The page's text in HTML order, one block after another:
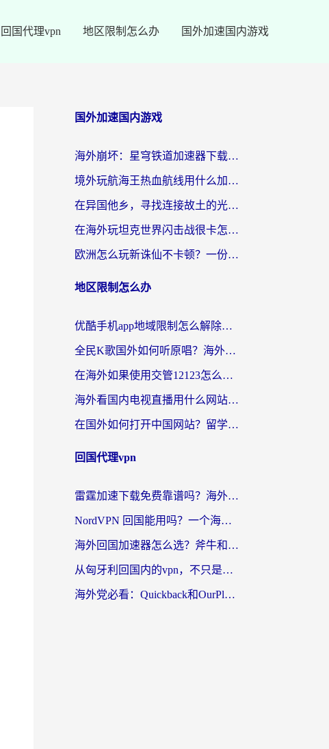
回国代理vpn 地区限制怎么办 国外加速国内游戏
国外加速国内游戏
海外崩坏：星穹铁道加速器下载安装：一份给游子的终极网络指南
境外玩航海王热血航线用什么加速器？2026海外玩家实测最优方案（附欧洲问道堡垒前线加速技巧）
在异国他乡，寻找连接故土的光明大陆免费加速器
在海外玩坦克世界闪击战很卡怎么办？老玩家亲测有效的加速器选择指南
欧洲怎么玩新诛仙不卡顿？一份给海外游子的国服游戏畅玩指南
地区限制怎么办
优酷手机app地域限制怎么解除？海外党亲测有效的追剧方案
全民K歌国外如何听原唱？海外党亲测有效的回国加速器选择指南
在海外如果使用交管12123怎么处理？留学生亲测有效的回国加速方案
海外看国内电视直播用什么网站比较好？一篇解决你所有追剧难题的实用指南
在国外如何打开中国网站？留学生与海外华人的无缝访问指南
回国代理vpn
雷霆加速下载免费靠谱吗？海外党选回国加速器的避坑指南（附热门工具对比）
NordVPN 回国能用吗？一个海外用户必须面对的真实困境
海外回国加速器怎么选？斧牛和海龟哪个好？一篇帮你避开坑的实用指南
从匈牙利回国内的vpn，不只是为了刷剧那么简单
海外党必看：Quickback和OurPlay好用吗？3分钟选对回国加速器，无缝刷剧玩游戏